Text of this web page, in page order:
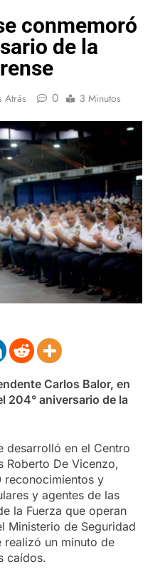
conmemoró
de la
Atrás 0 3 Minutos
Carlos Balor, en
204° aniversario de la
desarrolló en el Centro
Roberto De Vicenzo,
reconocimientos y
y agentes de las
la Fuerza que operan
Ministerio de Seguridad
realizó un minuto de
caídos.